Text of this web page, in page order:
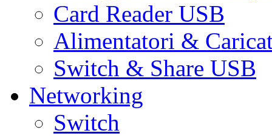
Card Reader USB
Alimentatori &
Switch & Share USB
Networking
Switch